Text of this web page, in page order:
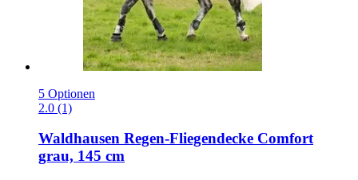
5 Optionen
2.0 (1)
Waldhausen Regen-​Fliegendecke Comfort
grau, 145 cm